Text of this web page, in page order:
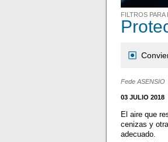
FILTROS
Fede ASENSIO
03 JULIO 2018
El aire que
cenizas y
adecuado.